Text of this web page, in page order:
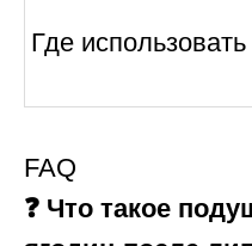
Где использовать
FAQ
❓ Что такое